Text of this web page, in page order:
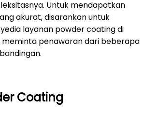
Untuk mendapatkan
akurat, disarankan untuk
layanan powder coating di
meminta penawaran dari beberapa
Coating